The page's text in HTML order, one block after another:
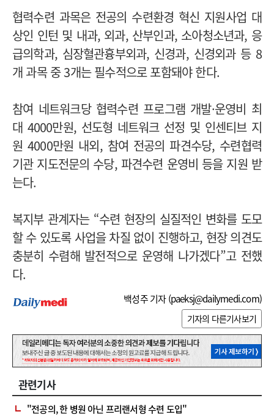
협력수련 과목은 전공의 수련환경 혁신 지원사업 대
상인 인턴 및 내과, 외과, 산부인과, 소아청소년과, 응
급의학과, 심장혈관흉부외과, 신경과, 신경외과 등 8
개 과목 중 3개는 필수적으로 포함돼야 한다.
참여 네트워크당 협력수련 프로그램 개발·운영비 최
대 4000만원, 선도형 네트워크 선정 및 인센티브 지
원 4000만원 내외, 참여 전공의 파견수당, 수련협력
기관 지도전문의 수당, 파견수련 운영비 등을 지원 받
는다.
복지부 관계자는 “수련 현장의 실질적인 변화를 도모
할 수 있도록 사업을 차질 없이 진행하고, 현장 의견도
충분히 수렴해 발전적으로 운영해 나가겠다”고 전했
다.
백성주 기자 (paeksj@dailymedi.com)
기자의 다른기사보기
관련기사
"전공의, 한 병원 아닌 프리랜서형 수련 도입"